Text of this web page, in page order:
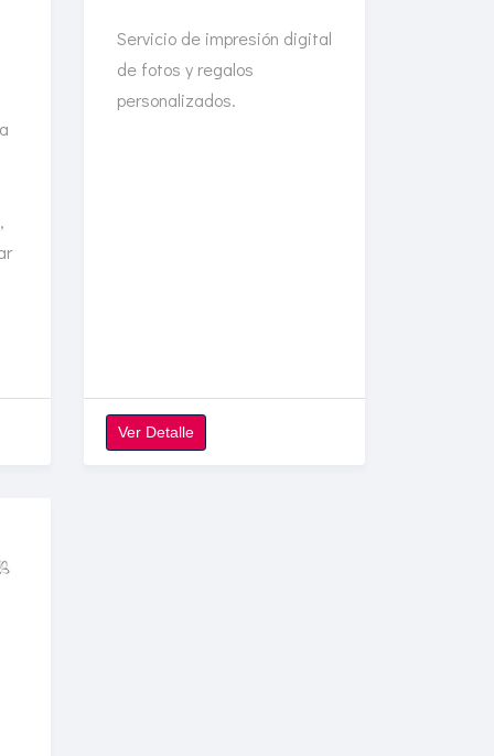
Servicio de impresión digital
de fotos y regalos
personalizados.
Ver Detalle